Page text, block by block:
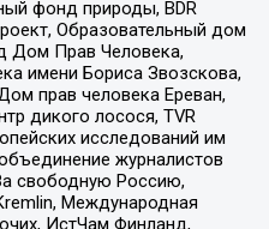
фонд природы, BDR
Образовательный дом
Дом Прав Человека,
имени Бориса Звозскова,
прав человека Ереван,
дикого лосося, TVR
исследований им
журналистов
свободную Россию,
Международная
ИстЧам Финланд,